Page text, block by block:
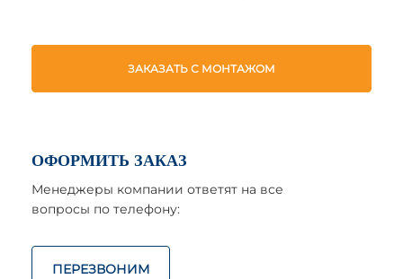
ЗАКАЗАТЬ С МОНТАЖОМ
ОФОРМИТЬ ЗАКАЗ
Менеджеры компании ответят на все
вопросы по телефону:
ПЕРЕЗВОНИМ